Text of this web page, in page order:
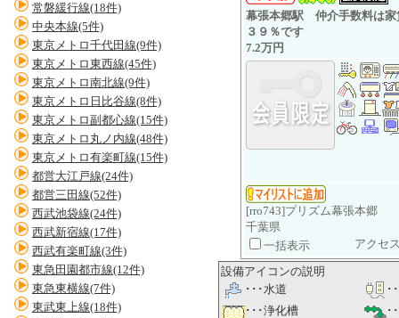
常磐緩行線(18件)
中央本線(5件)
東京メトロ千代田線(9件)
東京メトロ東西線(45件)
東京メトロ南北線(9件)
東京メトロ日比谷線(8件)
東京メトロ副都心線(15件)
東京メトロ丸ノ内線(48件)
東京メトロ有楽町線(15件)
都営大江戸線(24件)
都営三田線(52件)
西武池袋線(24件)
西武新宿線(17件)
西武有楽町線(3件)
東急田園都市線(12件)
東急東横線(7件)
東武東上線(18件)
幕張本郷駅 仲介手数料は家
３９％です
7.2万円
[rro743]プリズム幕張本郷
千葉県
一括表示
アクセ
設備アイコンの説明
･･･水道
･
･･･浄化槽
･